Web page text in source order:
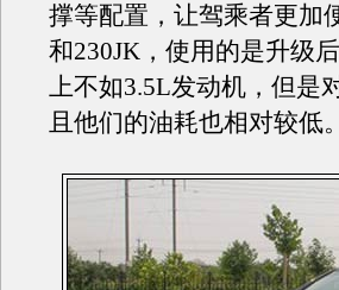
撑等配置，让驾乘者更加
和230JK，使用的是升级
上不如3.5L发动机，但是
且他们的油耗也相对较低。